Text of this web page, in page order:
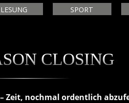
LESUNG SPORT
CLOSING
Zeit, nochmal ordentlich